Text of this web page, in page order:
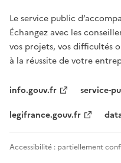
Le service public
Échangez avec les
vos projets, vos difficultés
à la réussite de votre
info.gouv.fr
service-
legifrance.gouv.fr
Accessibilité : partiellement